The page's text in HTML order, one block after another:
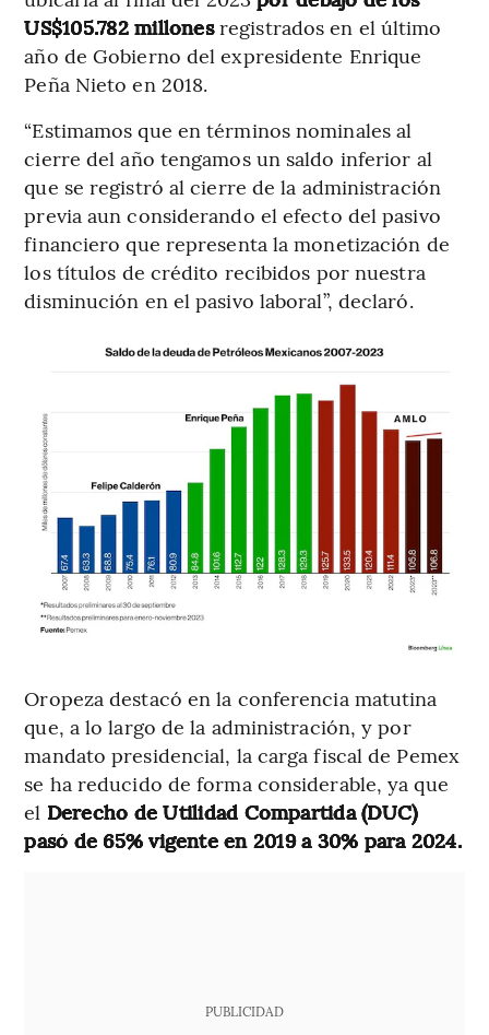
US$105.782 millonesregistrados en el último
año de Gobierno del expresidente Enrique
Peña Nieto en 2018.
“Estimamos que en términos nominales al
cierre del año tengamos un saldo inferior al
que se registró al cierre de la administración
previa aun considerando el efecto del pasivo
financiero que representa la monetización de
los títulos de crédito recibidos por nuestra
disminución en el pasivo laboral”, declaró.
Oropeza destacó en la conferencia matutina
que, a lo largo de la administración, y por
mandato presidencial, la carga fiscal de Pemex
se ha reducido de forma considerable, ya que
el Derecho de Utilidad Compartida (DUC)
pasó de 65% vigente en 2019 a 30% para 2024.
PUBLICIDAD